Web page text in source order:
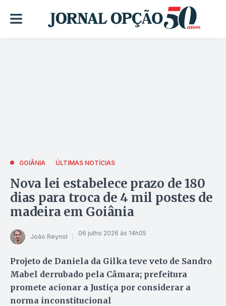
GOIÂNIA ÚLTIMAS NOTÍCIAS
Nova lei estabelece prazo de 180
dias para troca de 4 mil postes de
madeira em Goiânia
João Reynol 06 julho 2026 às 14h05
Projeto de Daniela da Gilka teve veto de Sandro
Mabel derrubado pela Câmara; prefeitura
promete acionar a Justiça por considerar a
norma inconstitucional